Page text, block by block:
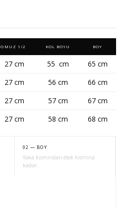
OMUZ 1/2 KOL BOYU BOY
27 cm 55 cm 65 cm
27 cm 56 cm 66 cm
27 cm 57 cm 67 cm
27 cm 58 cm 68 cm
02 — BOY
Yaka kısmından etek kısmına
kadar.